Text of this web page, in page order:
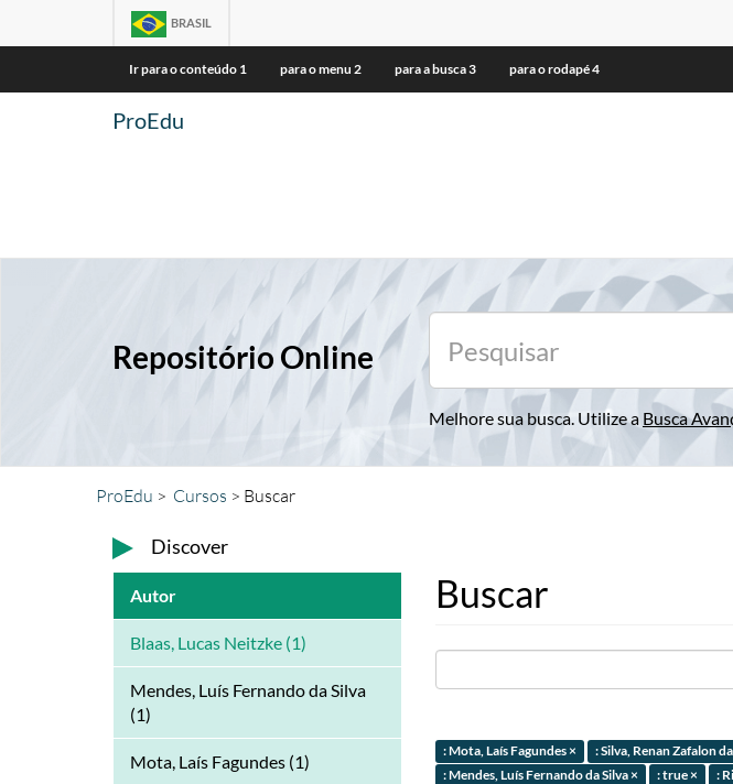
BRASIL
Ir para o conteúdo 1 para o menu 2 para a busca3 para o rodapé4
ProEdu
Repositório Online
Melhore sua busca. Utilize a Busca
ProEdu Cursos Buscar
Discover
Autor
Blaas, Lucas Neitzke (1)
Mendes, Luís Fernando da Silva
(1)
Mota, Laís Fagundes (1)
Buscar
: Mota, Laís Fagundes × : Silva, Renan Zafalon
: Mendes, Luís Fernando da Silva ×
: true × :